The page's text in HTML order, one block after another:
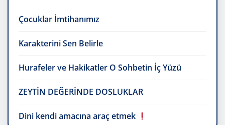
Çocuklar İmtihanımız
Karakterini Sen Belirle
Hurafeler ve Hakikatler O Sohbetin İç Yüzü
ZEYTİN DEĞERİNDE DOSLUKLAR
Dini kendi amacına araç etmek